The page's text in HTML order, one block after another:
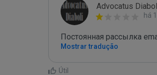
Advocatus
há
Постоянная рассылка
Mostrar tradução
Útil